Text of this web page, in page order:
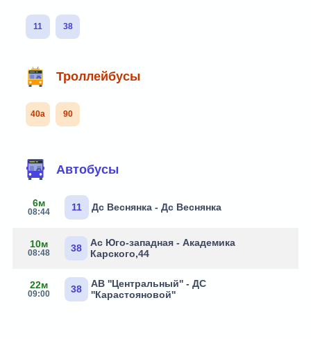
11 38
Троллейбусы
40а 90
Автобусы
6м
08:44 11 Дс Веснянка - Дс Веснянка
10м
08:48 38
Ас Юго-западная - Академика
Карского,44
22м
09:00 38
АВ ''Центральный'' - ДС
''Карастояновой''